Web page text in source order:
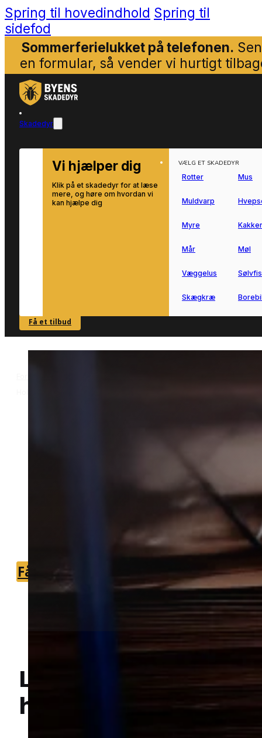
Spring til hovedindhold Spring til
sidefod
Sommerferielukket på telefonen.
en formular, så vender vi hurtigt
Skadedyr
Vi hjælper dig
Klik på et skadedyr for at læse
mere, og høre om hvordan vi
kan hjælpe dig
SE OVERSIGT
VÆLG ET SKADEDYR
Rotter Mus
Muldvarp
Myre
Mår Møl
Væggelus
Skægkræ
Få et tilbud
Hvepsebekæmpelse i Holbæk gør det
lettere at få styr på hvepse tæt på
Vi forbinder dig med lokale partnere,
som kan hjælpe hurtigt og sikkert.
Få et tilbud +45 51 90 85 46
Lokal bekæmpelse
hvepse
i Holbæk
Hej! Hvordan kan jeg hjælpe dig? Har du nogen spørgsmål?